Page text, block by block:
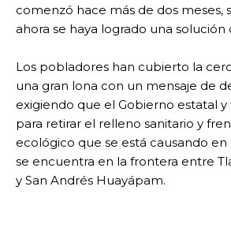
comenzó hace más de dos meses,
ahora se haya logrado una solución
Los pobladores han cubierto la
una gran lona con un mensaje de
exigiendo que el Gobierno estatal
para retirar el relleno sanitario y
ecológico que se está causando en
se encuentra en la frontera entre
y San Andrés Huayápam.